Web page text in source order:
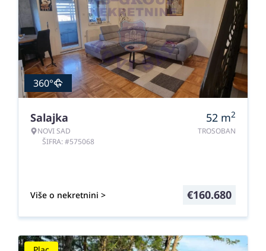
360°
Salajka
NOVI SAD
ŠIFRA: #575068
52 m2
TROSOBAN
Više o nekretnini > €160.680